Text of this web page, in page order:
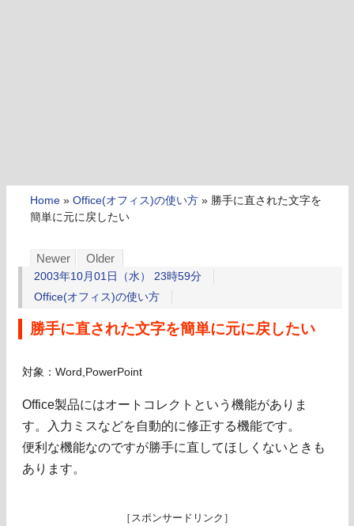
Home » Office(オフィス)の使い方 » 勝手に直された文字を
簡単に元に戻したい
Newer Older
2003年10月01日（水） 23時59分
Office(オフィス)の使い方
勝手に直された文字を簡単に元に戻したい
対象：Word,PowerPoint
Office製品にはオートコレクトという機能がありま
す。入力ミスなどを自動的に修正する機能です。
便利な機能なのですが勝手に直してほしくないときも
あります。
［スポンサードリンク］